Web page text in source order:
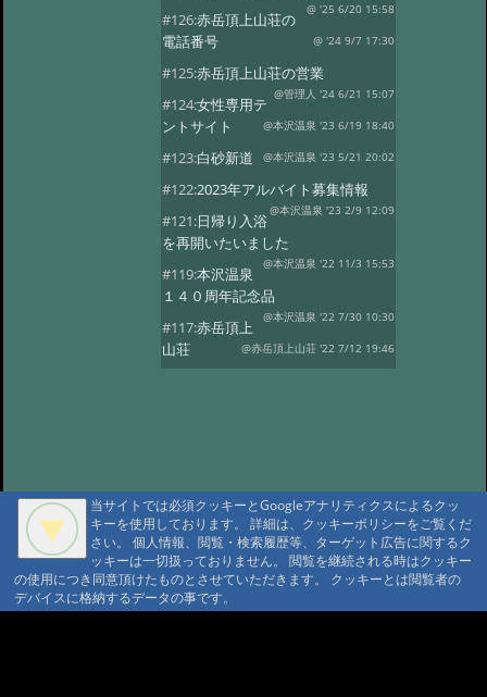
@ '25 6/20 15:58
#126:赤岳頂上山荘の
電話番号
@ '24 9/7 17:30
#125:赤岳頂上山荘の営業
@管理人 '24 6/21 15:07
#124:女性専用テ
ントサイト
@本沢温泉 '23 6/19 18:40
#123:白砂新道 @本沢温泉 '23 5/21 20:02
#122:2023年アルバイト募集情報
@本沢温泉 '23 2/9 12:09
#121:日帰り入浴
を再開いたいました
@本沢温泉 '22 11/3 15:53
#119:本沢温泉
１４０周年記念品
@本沢温泉 '22 7/30 10:30
#117:赤岳頂上
山荘
@赤岳頂上山荘 '22 7/12 19:46
予定
#111:野天風呂再開のお知らせ
@ '21 9/16 13:41
#110: 現在野天風呂は
ご利用いただけません
@ '21 9/1 10:24
#109: 2021年度 【本沢温泉】今シー
当サイトでは必須クッキーとGoogleアナリティクスによるクッ
キーを使用しております。 詳細は、クッキーポリシーをご覧くだ
さい。 個人情報、閲覧・検索履歴等、ターゲット広告に関するク
ッキーは一切扱っておりません。 閲覧を継続される時はクッキー
の使用につき同意頂けたものとさせていただきます。 クッキーとは閲覧者の
デバイスに格納するデータの事です。